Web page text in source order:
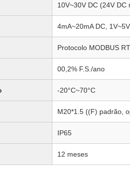
10V~30V DC (24V DC
4mA~20mA DC,
Protocolo MODBUS
00,2% F.S./ano
-20°C~70°C
M20*1.5 ((F) padrão,
IP65
12 meses